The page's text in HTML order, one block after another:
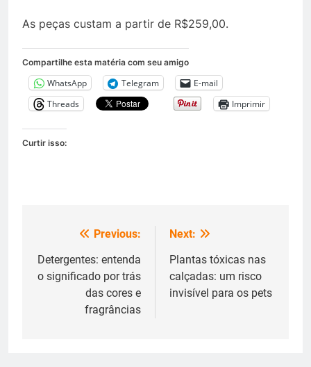
As peças custam a partir de R$259,00.
Compartilhe esta matéria com seu amigo
WhatsApp Telegram
E-mail
Threads
Imprimir
Curtir isso:
Navegação
de
Post
Previous:
Detergentes: entenda
o significado por trás
das cores e
fragrâncias
Next:
Plantas tóxicas nas
calçadas: um risco
invisível para os pets